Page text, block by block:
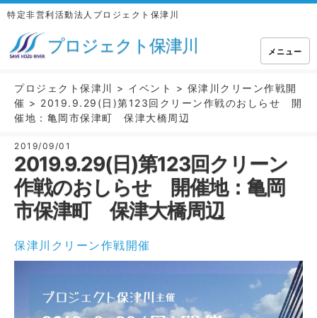
特定非営利活動法人プロジェクト保津川
プロジェクト保津川 メニュー
プロジェクト保津川 > イベント > 保津川クリーン作戦開
催 > 2019.9.29(日)第123回クリーン作戦のおしらせ 開
催地：亀岡市保津町 保津大橋周辺
2019/09/01
2019.9.29(日)第123回クリーン
作戦のおしらせ 開催地：亀岡
市保津町 保津大橋周辺
保津川クリーン作戦開催